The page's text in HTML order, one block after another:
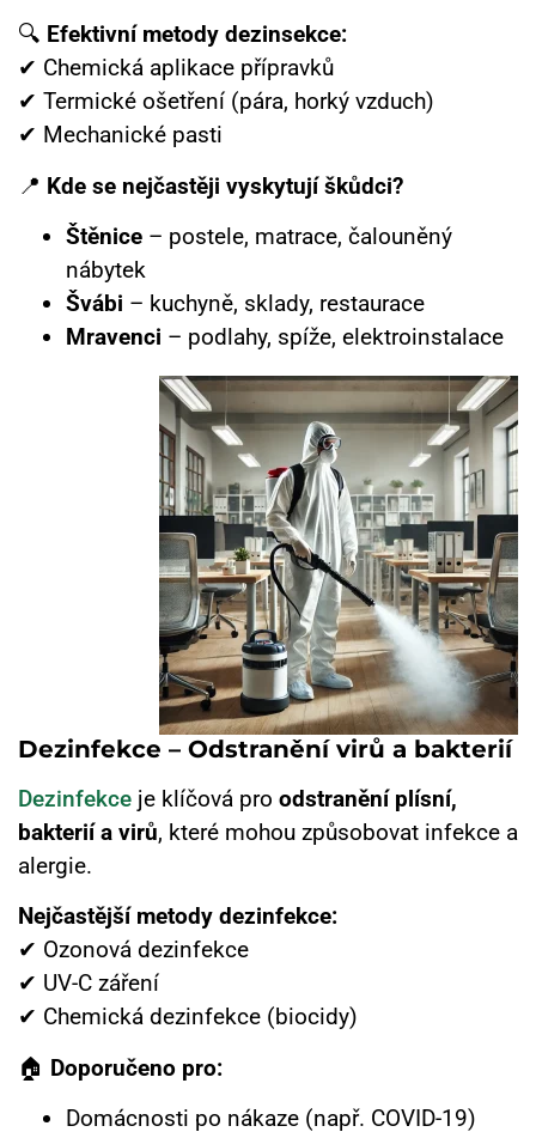
🔍 Efektivní metody dezinsekce:
✔ Chemická aplikace přípravků
✔ Termické ošetření (pára, horký vzduch)
✔ Mechanické pasti
📍 Kde se nejčastěji vyskytují škůdci?
Štěnice – postele, matrace, čalouněný
nábytek
Švábi – kuchyně, sklady, restaurace
Mravenci – podlahy, spíže, elektroinstalace
Dezinfekce – Odstranění virů a bakterií
Dezinfekce je klíčová pro odstranění plísní,
bakterií a virů, které mohou způsobovat infekce a
alergie.
Nejčastější metody dezinfekce:
✔ Ozonová dezinfekce
✔ UV-C záření
✔ Chemická dezinfekce (biocidy)
🏠 Doporučeno pro:
Domácnosti po nákaze (např. COVID-19)